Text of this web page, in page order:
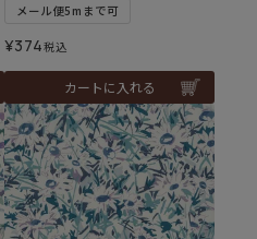
メール便5mまで可
¥374税込
カートに入れる